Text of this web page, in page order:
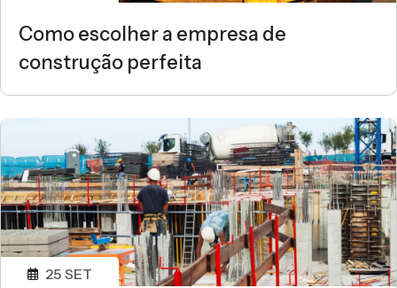
Como escolher a empresa de
construção perfeita
25 SET